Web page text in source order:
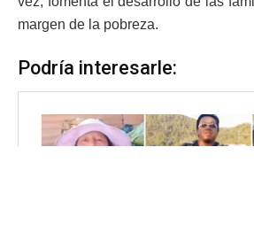
margen de la pobreza.
Podría interesarle: